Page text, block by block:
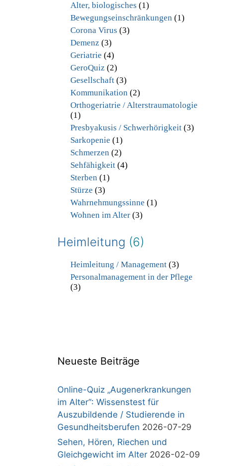
Alter, biologisches (1)
Bewegungseinschränkungen (1)
Corona Virus (3)
Demenz (3)
Geriatrie (4)
GeroQuiz (2)
Gesellschaft(3)
Kommunikation (2)
Orthogeriatrie / Alterstraumatologie
(1)
Presbyakusis / Schwerhörigkeit(3)
Sarkopenie (1)
Schmerzen (2)
Sehfähigkeit(4)
Sterben (1)
Stürze (3)
Wahrnehmungssinne (1)
Wohnen im Alter(3)
Heimleitung (6)
Heimleitung / Management(3)
Personalmanagement in der Pflege
(3)
Neueste Beiträge
Online-Quiz „Augenerkrankungen
im Alter“: Wissenstest für
Auszubildende / Studierende in
Gesundheitsberufen 2026-07-29
Sehen, Hören, Riechen und
Gleichgewicht im Alter 2026-02-09